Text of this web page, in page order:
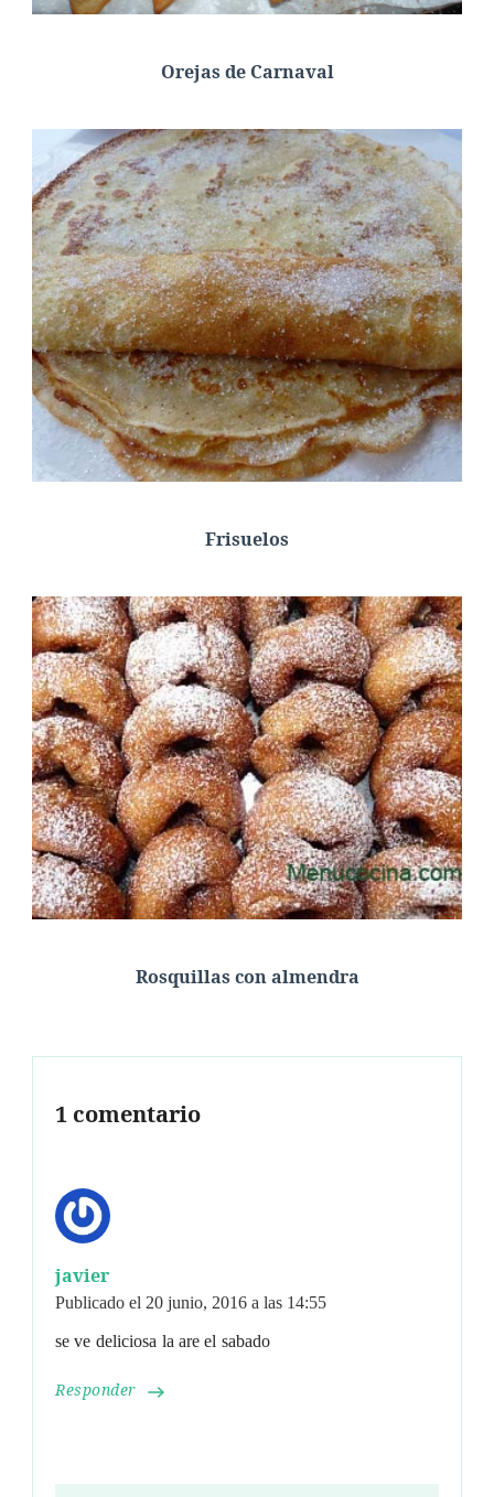
Orejas de Carnaval
Frisuelos
Rosquillas con almendra
1 comentario
javier
Publicado el 20 junio, 2016 a las 14:55
Responder
se ve deliciosa la are el sabado